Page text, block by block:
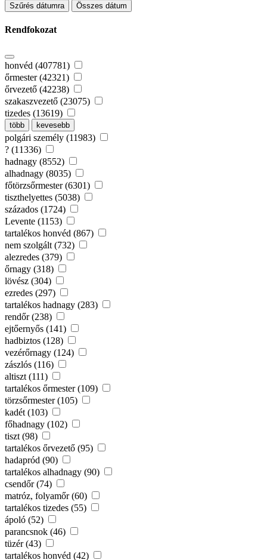
Szűrés dátumra Összes dátum
Rendfokozat
honvéd (407781)
őrmester (42321)
őrvezető (42238)
szakaszvezető (23075)
tizedes (13619)
több kevesebb
polgári személy (11983)
? (11336)
hadnagy (8552)
alhadnagy (8035)
főtörzsőrmester (6301)
tiszthelyettes (5038)
százados (1724)
Levente (1153)
tartalékos honvéd (867)
nem szolgált (732)
alezredes (379)
őrnagy (318)
lövész (304)
ezredes (297)
tartalékos hadnagy (283)
rendőr (238)
ejtőernyős (141)
hadbiztos (128)
vezérőrnagy (124)
zászlós (116)
altiszt (111)
tartalékos őrmester (109)
törzsőrmester (105)
kadét (103)
főhadnagy (102)
tiszt (98)
tartalékos őrvezető (95)
hadapród (90)
tartalékos alhadnagy (90)
csendőr (74)
matróz, folyamőr (60)
tartalékos tizedes (55)
ápoló (52)
parancsnok (46)
tüzér (43)
tartalékos honvéd (42)